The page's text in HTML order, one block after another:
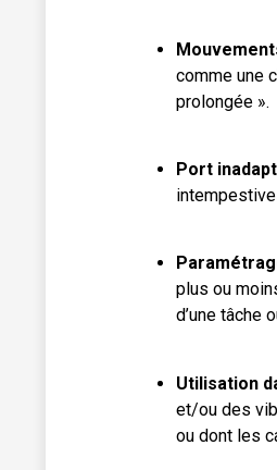
comme une
prolongée ».
Port
plus ou
d’une tâche
Utilisation
et/ou des
ou dont les